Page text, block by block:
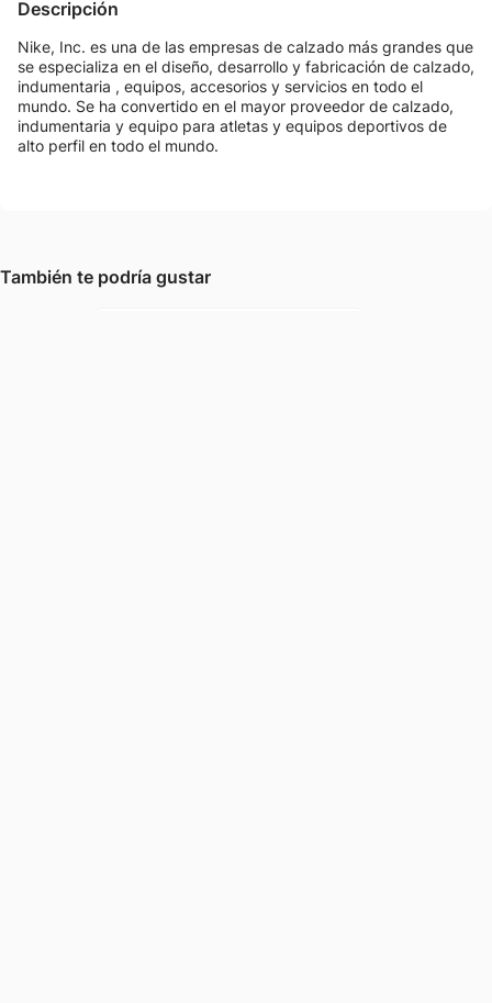
Descripción
Nike, Inc. es una de las empresas de calzado más grandes que
se especializa en el diseño, desarrollo y fabricación de calzado,
indumentaria , equipos, accesorios y servicios en todo el
mundo. Se ha convertido en el mayor proveedor de calzado,
indumentaria y equipo para atletas y equipos deportivos de
alto perfil en todo el mundo.
También te podría gustar